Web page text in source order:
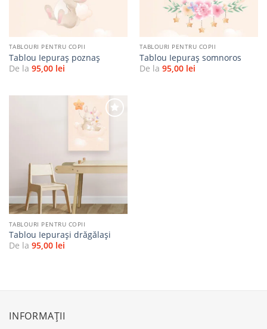
TABLOURI PENTRU COPII
Tablou Iepuraș poznaș
De la 95,00 lei
TABLOURI PENTRU COPII
Tablou Iepuraș somnoros
De la 95,00 lei
la
favorite
TABLOURI PENTRU COPII
Tablou Iepurași drăgălași
De la 95,00 lei
INFORMAȚII